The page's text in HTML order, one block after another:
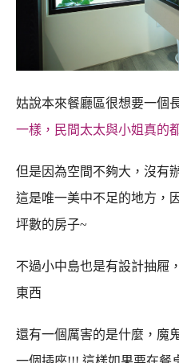
姑說本來餐廳區很想要一個
一樣，民間太太與小姐真的
但是因為空間不夠大，沒有
這是唯一美中不足的地方，
坪數的房子~
不過小中島也是有設計抽屜
東西
還有一個厲害的是什麼，魔